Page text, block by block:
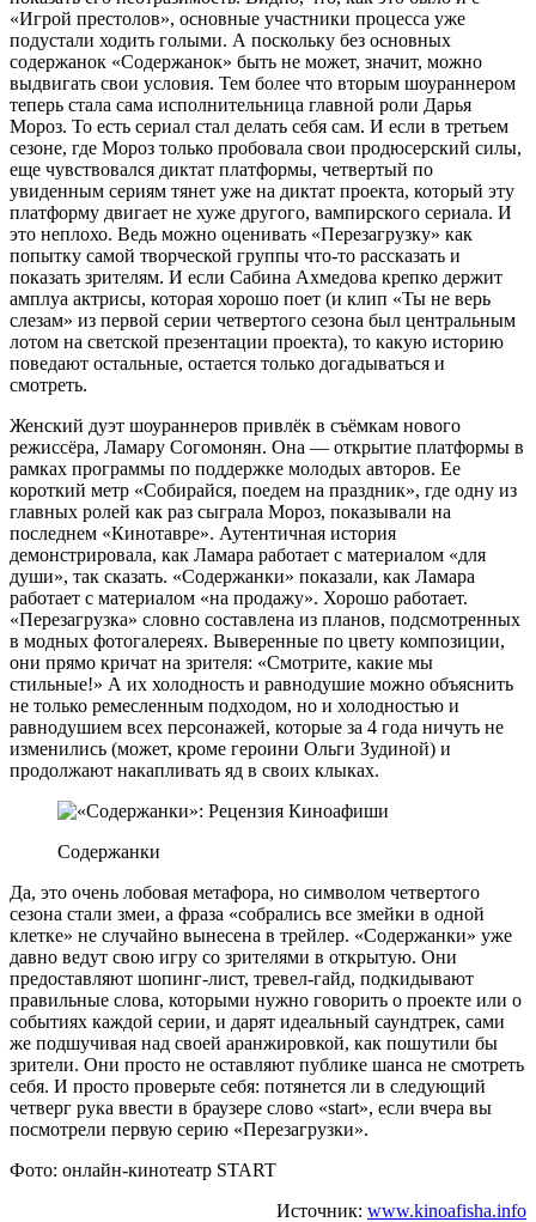
«Игрой престолов», основные участники процесса уже
подустали ходить голыми. А поскольку без основных
содержанок «Содержанок» быть не может, значит, можно
выдвигать свои условия. Тем более что вторым шоураннером
теперь стала сама исполнительница главной роли Дарья
Мороз. То есть сериал стал делать себя сам. И если в третьем
сезоне, где Мороз только пробовала свои продюсерский силы,
еще чувствовался диктат платформы, четвертый по
увиденным сериям тянет уже на диктат проекта, который эту
платформу двигает не хуже другого, вампирского сериала. И
это неплохо. Ведь можно оценивать «Перезагрузку» как
попытку самой творческой группы что-то рассказать и
показать зрителям. И если Сабина Ахмедова крепко держит
амплуа актрисы, которая хорошо поет (и клип «Ты не верь
слезам» из первой серии четвертого сезона был центральным
лотом на светской презентации проекта), то какую историю
поведают остальные, остается только догадываться и
смотреть.
Женский дуэт шоураннеров привлёк в съёмкам нового
режиссёра, Ламару Согомонян. Она — открытие платформы в
рамках программы по поддержке молодых авторов. Ее
короткий метр «Собирайся, поедем на праздник», где одну из
главных ролей как раз сыграла Мороз, показывали на
последнем «Кинотавре». Аутентичная история
демонстрировала, как Ламара работает с материалом «для
души», так сказать. «Содержанки» показали, как Ламара
работает с материалом «на продажу». Хорошо работает.
«Перезагрузка» словно составлена из планов, подсмотренных
в модных фотогалереях. Выверенные по цвету композиции,
они прямо кричат на зрителя: «Смотрите, какие мы
стильные!» А их холодность и равнодушие можно объяснить
не только ремесленным подходом, но и холодностью и
равнодушием всех персонажей, которые за 4 года ничуть не
изменились (может, кроме героини Ольги Зудиной) и
продолжают накапливать яд в своих клыках.
Содержанки
Да, это очень лобовая метафора, но символом четвертого
сезона стали змеи, а фраза «собрались все змейки в одной
клетке» не случайно вынесена в трейлер. «Содержанки» уже
давно ведут свою игру со зрителями в открытую. Они
предоставляют шопинг-лист, тревел-гайд, подкидывают
правильные слова, которыми нужно говорить о проекте или о
событиях каждой серии, и дарят идеальный саундтрек, сами
же подшучивая над своей аранжировкой, как пошутили бы
зрители. Они просто не оставляют публике шанса не смотреть
себя. И просто проверьте себя: потянется ли в следующий
четверг рука ввести в браузере слово «start», если вчера вы
посмотрели первую серию «Перезагрузки».
Фото: онлайн-кинотеатр START
Источник: www.kinoafisha.info